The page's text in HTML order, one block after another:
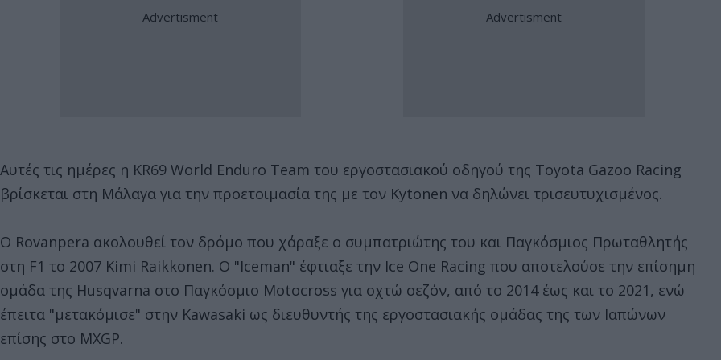
Αυτές τις ημέρες η KR69 World Enduro Team του εργοστασιακού οδηγού της Toyota Gazoo Racing
βρίσκεται στη Μάλαγα για την προετοιμασία της με τον Kytonen να δηλώνει τρισευτυχισμένος.
O Rovanpera ακολουθεί τον δρόμο που χάραξε ο συμπατριώτης του και Παγκόσμιος Πρωταθλητής
στη F1 το 2007 Kimi Raikkonen. Ο "Iceman" έφτιαξε την Ice One Racing που αποτελούσε την επίσημη
ομάδα της Husqvarna στο Παγκόσμιο Motocross για οχτώ σεζόν, από το 2014 έως και το 2021, ενώ
έπειτα "μετακόμισε" στην Kawasaki ως διευθυντής της εργοστασιακής ομάδας της των Ιαπώνων
επίσης στο MXGP.